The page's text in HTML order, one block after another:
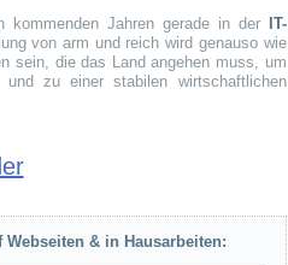
Jahren gerade in der
IT-
von arm und reich wird genauso wie
sein, die das Land angehen muss, um
und zu einer stabilen wirtschaftlichen
& in Hausarbeiten: